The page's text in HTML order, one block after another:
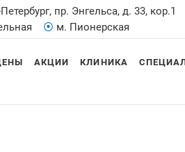
пр. Энгельса, д. 33, кор.1
⦿ м. Пионерская
АКЦИИ КЛИНИКА